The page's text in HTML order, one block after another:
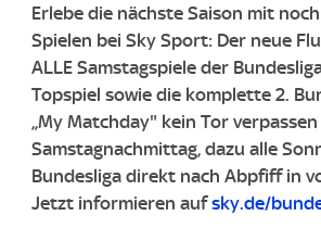
Erlebe die nächste Saison mit
Spielen bei Sky Sport: Der neue
ALLE Samstagspiele der
Topspiel sowie die komplette 2.
„My Matchday" kein Tor verpassen
Samstagnachmittag, dazu alle
Bundesliga direkt nach Abpfiff in
Jetzt informieren aufsky.de/